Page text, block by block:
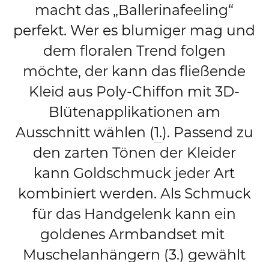
macht das „Ballerinafeeling“
perfekt. Wer es blumiger mag und
dem floralen Trend folgen
möchte, der kann das fließende
Kleid aus Poly-Chiffon mit 3D-
Blütenapplikationen am
Ausschnitt wählen (1.). Passend zu
den zarten Tönen der Kleider
kann Goldschmuck jeder Art
kombiniert werden. Als Schmuck
für das Handgelenk kann ein
goldenes Armbandset mit
Muschelanhängern (3.) gewählt